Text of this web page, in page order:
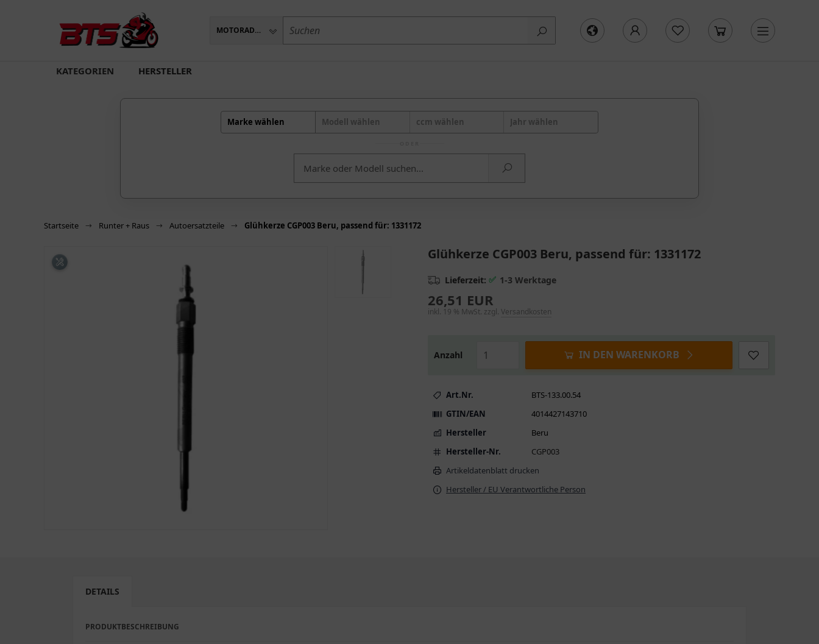
MOTORADTEILE
KATEGORIEN HERSTELLER
Marke wählen Modell wählen ccm wählen Jahr wählen
Startseite Runter + Raus Autoersatzteile Glühkerze CGP003 Beru, passend für: 1331172
Glühkerze CGP003 Beru, passend für: 1331172
Lieferzeit: ✅ 1-3 Werktage
26,51 EUR
inkl. 19 % MwSt. zzgl. Versandkosten
Anzahl IN DEN WARENKORB
Art.Nr.
BTS-133.00.54
GTIN/EAN
4014427143710
Hersteller
Beru
Hersteller-Nr.
CGP003
Artikeldatenblatt drucken
Hersteller / EU Verantwortliche Person
DETAILS
PRODUKTBESCHREIBUNG